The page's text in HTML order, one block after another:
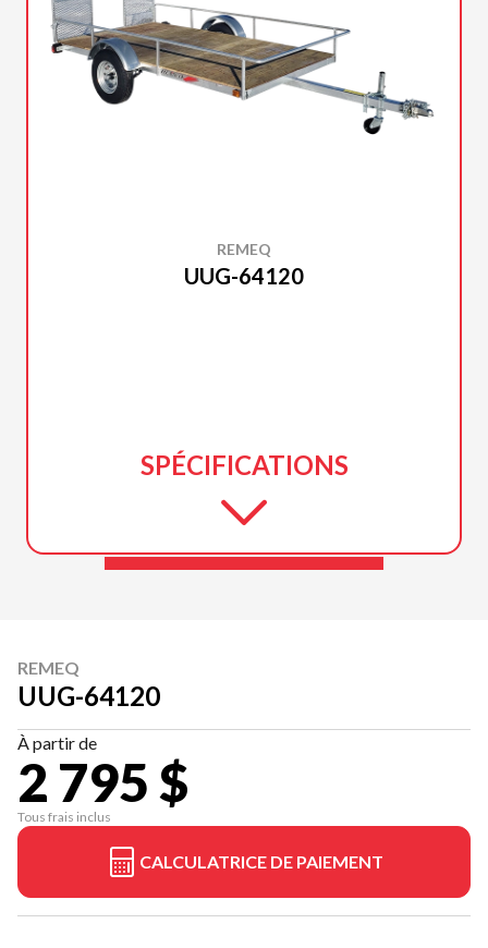
REMEQ
UUG-64120
SPÉCIFICATIONS
REMEQ
UUG-64120
À partir de
2 795 $
Tous frais inclus
CALCULATRICE DE PAIEMENT